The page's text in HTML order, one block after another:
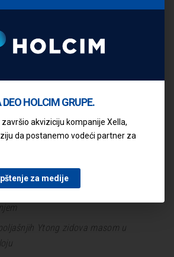
zid
Ytong zidova
zida sa konstrukcijom od
Ytong zidova
Ytong zidova
Ytong zidova masom u
HOLCIM GRUPE.
akviziciju kompanije Xella,
da postanemo vodeći partner za
za medije